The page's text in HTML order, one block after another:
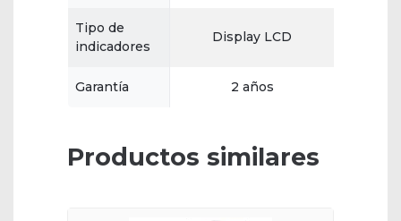
Tipo de
indicadores
Display LCD
Garantía 2 años
Productos similares